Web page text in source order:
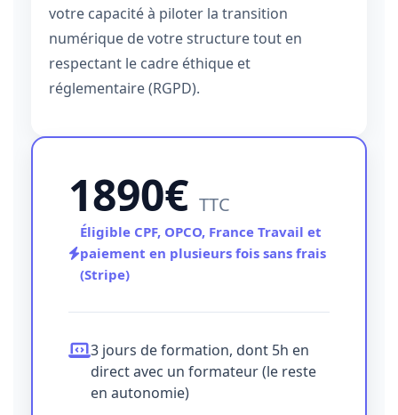
votre capacité à piloter la transition
numérique de votre structure tout en
respectant le cadre éthique et
réglementaire (RGPD).
1890€ TTC
Éligible CPF, OPCO, France Travail et
paiement en plusieurs fois sans frais
(Stripe)
3 jours de formation, dont 5h en
direct avec un formateur (le reste
en autonomie)